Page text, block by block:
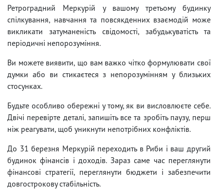
Ретроградний Меркурій у вашому третьому будинку
спілкування, навчання та повсякденних взаємодій може
викликати затуманеність свідомості, забудькуватість та
періодичні непорозуміння.
Ви можете виявити, що вам важко чітко формулювати свої
думки або ви стикаєтеся з непорозумінням у близьких
стосунках.
Будьте особливо обережні у тому, як ви висловлюєте себе.
Двічі перевірте деталі, запишіть все та зробіть паузу, перш
ніж реагувати, щоб уникнути непотрібних конфліктів.
До 31 березня Меркурій переходить в Риби і ваш другий
будинок фінансів і доходів. Зараз саме час переглянути
фінансові стратегії, переглянути бюджети і забезпечити
довгострокову стабільність.